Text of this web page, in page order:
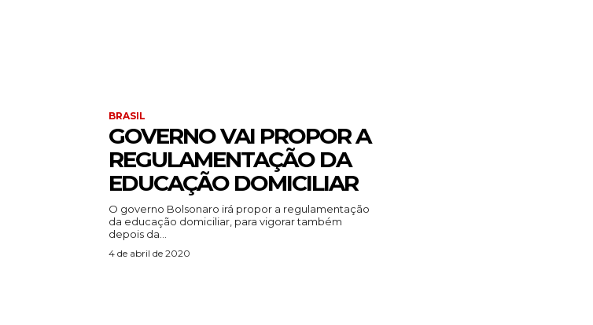
BRASIL
GOVERNO VAI PROPOR A
REGULAMENTAÇÃO DA
EDUCAÇÃO DOMICILIAR
O governo Bolsonaro irá propor a regulamentação
da educação domiciliar, para vigorar também
depois da...
4 de abril de 2020